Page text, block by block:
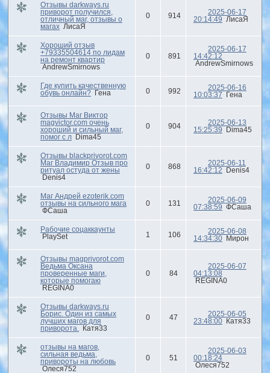
Отзывы darkways.ru
приворот получился,
отличный маг, отзывы о
магах ЛисаЯ
0 914
2025-06-17
20:14:49
ЛисаЯ
Хороший отзыв
+79335504614 по лидам
на ремонт квартир
AndrewSmirnows
0 891
2025-06-17
14:42:12
AndrewSmirnows
Где купить качественную
обувь онлайн?
Гена 0 992
2025-06-16
10:03:37
Гена
Отзывы Маг Виктор
magvictor.com очень
хороший и сильный маг,
помог с л
Dima45
0 904
2025-06-13
15:25:39
Dima45
Отзывы blackprivorot.com
Маг Владимир Отзыв про
ритуал остуда от жены
Denis4
0 868
2025-06-11
16:42:12
Denis4
Маг Андрей ezoterik.com
отзывы на сильного мага
ФСаша
0 131
2025-06-09
07:38:59 ФСаша
Рабочие соцаккаунты
PlaySet
1 106
2025-06-08
14:34:30
Мирон
Отзывы magprivorot.com
Ведьма Оксана
проверенные маги,
которые помогаю
REGINA0
0 84
2025-06-07
04:13:08
REGINA0
Отзывы darkways.ru
Борис. Один из самых
лучших магов для
приворота.
Катя33
0 47
2025-06-05
23:48:00
Катя33
отзывы на магов,
сильная ведьма,
привороты на любовь
Олеся752
0 51
2025-06-03
00:18:24
Олеся752